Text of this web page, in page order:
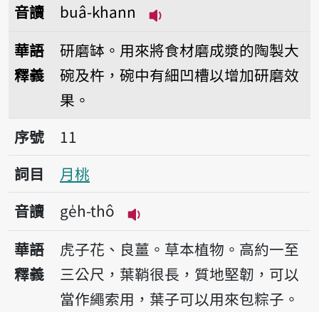
音讀
buâ-khann
華語
釋義
研磨缽。用來將食材磨成漿的陶製大
碗及杵，碗中有細凹槽以增加研磨效
果。
序號11月桃
序號
11
詞目
月桃
音讀
ge̍h-thô
播放音讀ge̍h-thô
華語
釋義
虎子花、良薑。草本植物。高約一至
三公尺，葉鞘很長，質地堅韌，可以
當作繩索用，葉子可以用來包粽子。